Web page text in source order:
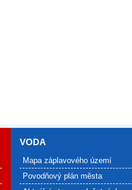
VODA
Mapa záplavového území
Povodňový plán města